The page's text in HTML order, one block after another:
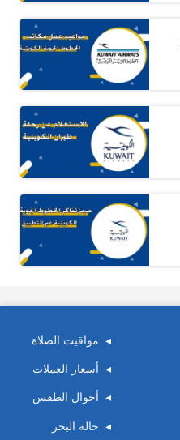
مواقيت الصلاة
أسعار العملات
أحوال الطقس
حالة البحر